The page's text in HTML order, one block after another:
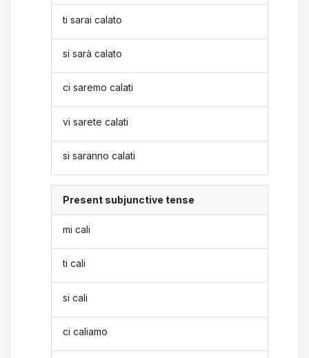
ti sarai calato
si sarà calato
ci saremo calati
vi sarete calati
si saranno calati
Present subjunctive tense
mi cali
ti cali
si cali
ci caliamo